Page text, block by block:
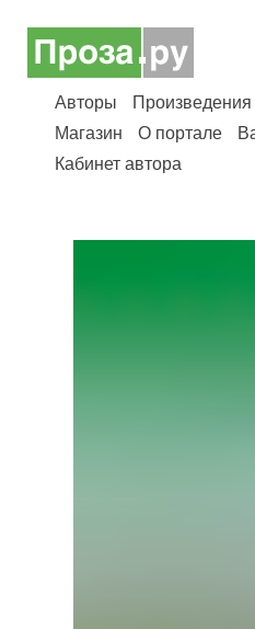
Авторы Произведения
Магазин
О портале
Кабинет автора